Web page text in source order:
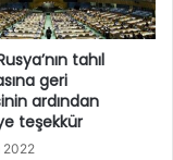
tahıl
geri
ardından
teşekkür
2022